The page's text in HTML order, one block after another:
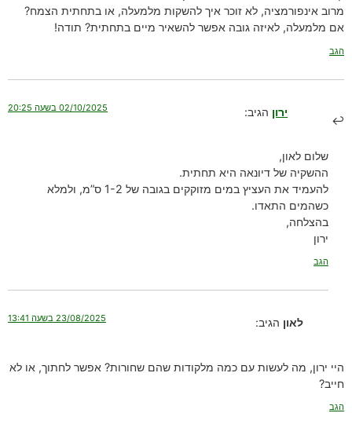
מרוב אינפורמציה, לא זוכר איך להשקות מלמעלה, או בתחתית הצמח?
אם מלמעלה, לאיזה גובה אפשר להשאיר מיים בתחתית? תודה!
הגב
ירון הגיב: 02/10/2025 בשעה 20:25
שלום לאון,
ההשקיה של דיונאה היא תחתית.
להעמיד את העציץ במים מזוקקים בגובה של 1-2 ס”מ, ולמלא
כשהמים התאדו.
בהצלחה,
ירון
הגב
לאון הגיב: 23/08/2025 בשעה 13:41
היי ירון, מה לעשות עם כמה מלקודות שהם שחורות? אפשר לחתוך, או לא
חייב?
הגב